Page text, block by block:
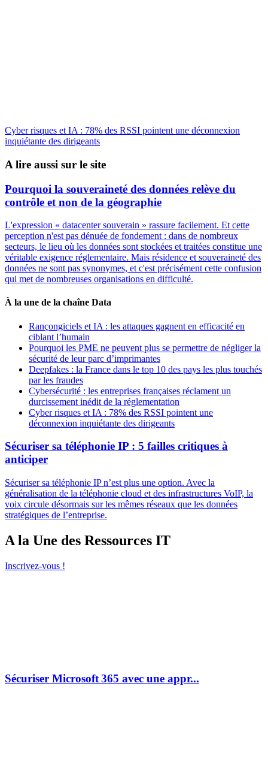
Cyber risques et IA : 78% des RSSI pointent une déconnexion
inquiétante des dirigeants
A lire aussi sur le site
Pourquoi la souveraineté des données relève du
contrôle et non de la géographie
L'expression « datacenter souverain » rassure facilement. Et cette
perception n'est pas dénuée de fondement : dans de nombreux
secteurs, le lieu où les données sont stockées et traitées constitue une
véritable exigence réglementaire. Mais résidence et souveraineté des
données ne sont pas synonymes, et c'est précisément cette confusion
qui met de nombreuses organisations en difficulté.
À la une de la chaîne Data
Rançongiciels et IA : les attaques gagnent en efficacité en
ciblant l’humain
Pourquoi les PME ne peuvent plus se permettre de négliger la
sécurité de leur parc d’imprimantes
Deepfakes : la France dans le top 10 des pays les plus touchés
par les fraudes
Cybersécurité : les entreprises françaises réclament un
durcissement inédit de la réglementation
Cyber risques et IA : 78% des RSSI pointent une
déconnexion inquiétante des dirigeants
Sécuriser sa téléphonie IP : 5 failles critiques à
anticiper
Sécuriser sa téléphonie IP n’est plus une option. Avec la
généralisation de la téléphonie cloud et des infrastructures VoIP, la
voix circule désormais sur les mêmes réseaux que les données
stratégiques de l’entreprise.
A la Une des Ressources IT
Inscrivez-vous !
Sécuriser Microsoft 365 avec une appr...